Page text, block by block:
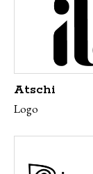
Atschi
Logo